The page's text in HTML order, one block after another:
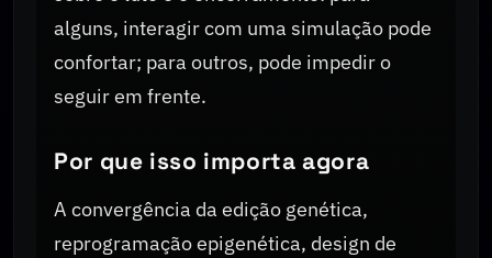
alguns, interagir com uma simulação pode
confortar; para outros, pode impedir o
seguir em frente.
Por que isso importa agora
A convergência da edição genética,
reprogramação epigenética, design de